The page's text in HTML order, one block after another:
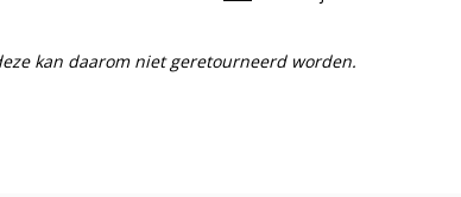
kan daarom niet geretourneerd worden.